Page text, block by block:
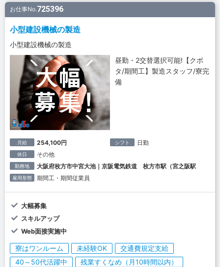
お仕事No.725396
小型建設機械の製造
小型建設機械の製造
昼勤・2交替選択可能!【クボ
タ/期間工】製造スタッフ/寮完
備
月給 254,100円 シフト 日勤
休日 その他
勤務地 大阪府枚方市中宮大池｜京阪電気鉄道 枚方市駅（宮之阪駅
雇用形態 期間工・期間従業員
大幅募集
スキルアップ
Web面接実施中
寮はワンルーム 未経験OK
交通費規定支給
40～50代活躍中
残業すくなめ（月10時間以内）